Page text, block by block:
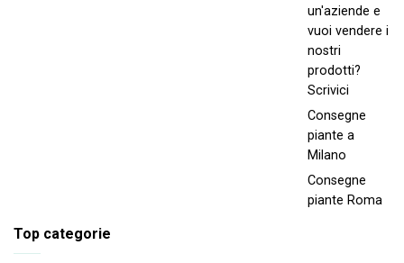
un'aziende e
vuoi vendere i
nostri
prodotti?
Scrivici
Consegne
piante a
Milano
Consegne
piante Roma
Top categorie